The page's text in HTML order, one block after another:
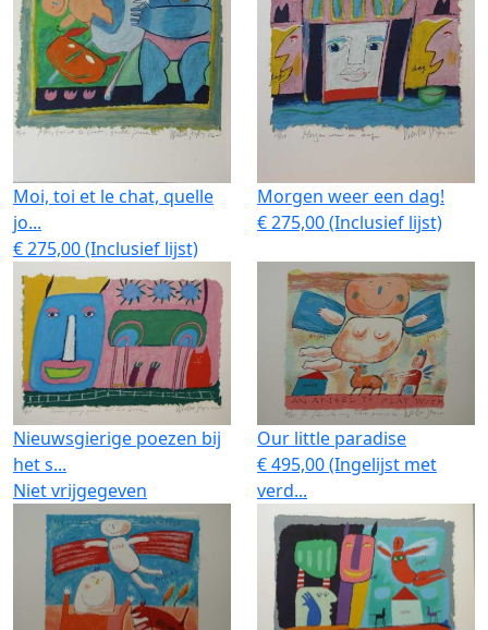
Moi, toi et le chat, quelle
jo...
€ 275,00 (Inclusief lijst)
Morgen weer een dag!
€ 275,00 (Inclusief lijst)
Nieuwsgierige poezen bij
het s...
Niet vrijgegeven
Our little paradise
€ 495,00 (Ingelijst met
verd...